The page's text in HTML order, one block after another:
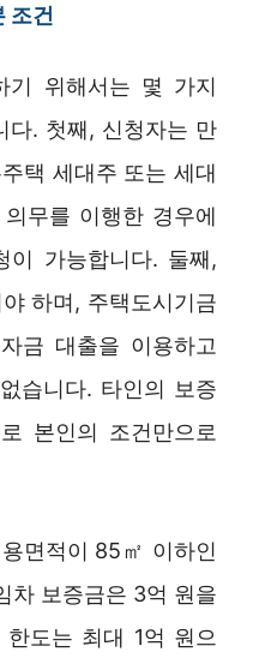
조건
기 위해서는 몇 가지
다. 첫째, 신청자는 만
택 세대주 또는 세대
무를 이행한 경우에
가능합니다. 둘째,
하며, 주택도시기금
금 대출을 이용하고
습니다. 타인의 보증
본인의 조건만으로
면적이 85㎡ 이하인
차 보증금은 3억 원을
도는 최대 1억 원으